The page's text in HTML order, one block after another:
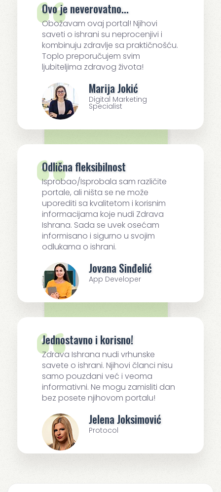
Ovo je neverovatno...
Obožavam ovaj portal! Njihovi
saveti o ishrani su neprocenjivi i
kombinuju zdravlje sa praktičnošću.
Toplo preporučujem svim
ljubiteljima zdravog života!
Marija Jokić
Digital Marketing
Specialist
Odlična fleksibilnost
Isprobao/Isprobala sam različite
portale, ali ništa se ne može
uporediti sa kvalitetom i korisnim
informacijama koje nudi Zdrava
Ishrana. Sada se uvek osećam
informisano i sigurno u svojim
odlukama o ishrani.
Jovana Sinđelić
App Developer
Jednostavno i korisno!
Zdrava Ishrana nudi vrhunske
savete o ishrani. Njihovi članci nisu
samo pouzdani već i veoma
informativni. Ne mogu zamisliti dan
bez posete njihovom portalu!
Jelena Joksimović
Protocol